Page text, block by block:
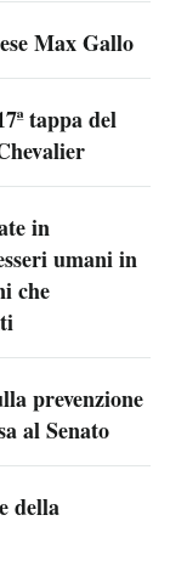
Max Gallo
tappa del
in
umani in
che
prevenzione
al Senato
della